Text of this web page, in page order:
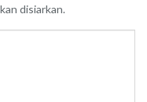
disiarkan.